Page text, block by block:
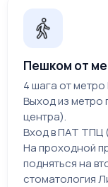
процесс
ваше
непременно
полученным
услуг.
Пешком от
4 шага от метро
Выход из метро
центра).
Вход в ПАТ ТПЦ
На проходной
подняться на
стоматология